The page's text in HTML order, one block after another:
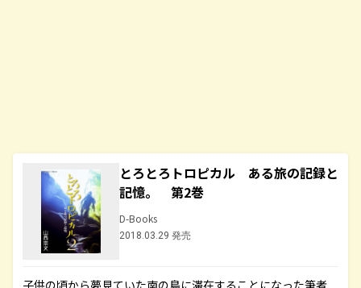
とろとろトロピカル ある旅の記録と
記憶。 第2巻
D-Books
2018.03.29 発売
子供の頃から夢見ていた南の島に滞在することになった筆者